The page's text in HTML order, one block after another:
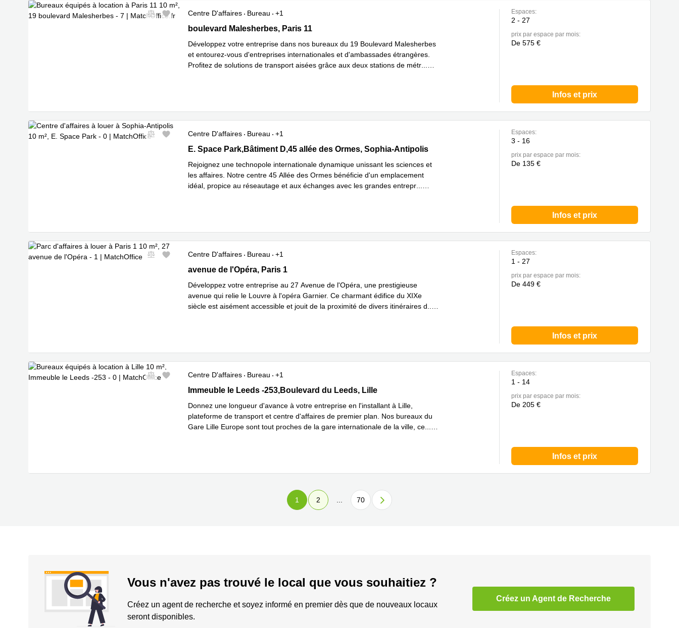
Centre D'affaires Bureau
+1
19 boulevard Malesherbes, Paris 11
boulevard Malesherbes, Paris 11
Développez votre entreprise dans nos bureaux du 19 Boulevard Malesherbes
et entourez-vous d'entreprises internationales et d'ambassades étrangères.
Profitez de solutions de transport aisées grâce aux deux stations de métr
Espaces:
2 - 27
prix par espace par mois:
De 575 €
Infos et prix
Centre D'affaires Bureau
+1
E. Space Park,Bâtiment D,45 allée des Ormes, Sophia-Antipolis
E. Space Park,Bâtiment D,45 allée des Ormes, Sophia-Antipolis
Rejoignez une technopole internationale dynamique unissant les sciences et
les affaires. Notre centre 45 Allée des Ormes bénéficie d'un emplacement
idéal, propice au réseautage et aux échanges avec les grandes entrepr
Espaces:
3 - 16
prix par espace par mois:
De 135 €
Infos et prix
Centre D'affaires Bureau
+1
27 avenue de l'Opéra, Paris 1
avenue de l'Opéra, Paris 1
Développez votre entreprise au 27 Avenue de l'Opéra, une prestigieuse
avenue qui relie le Louvre à l'opéra Garnier. Ce charmant édifice du XIXe
siècle est aisément accessible et jouit de la proximité de divers itinéraires d
Espaces:
1 - 27
prix par espace par mois:
De 449 €
Infos et prix
Centre D'affaires Bureau
+1
Immeuble le Leeds -253,Boulevard du Leeds, Lille
Immeuble le Leeds -253,Boulevard du Leeds, Lille
Donnez une longueur d'avance à votre entreprise en l'installant à Lille,
plateforme de transport et centre d'affaires de premier plan. Nos bureaux du
Gare Lille Europe sont tout proches de la gare internationale de la ville, ce
Espaces:
1 - 14
prix par espace par mois:
De 205 €
Infos et prix
1 2 70
Vous n'avez pas trouvé le local que vous souhaitiez ?
Créez un agent de recherche et soyez informé en premier dès que de nouveaux locaux
seront disponibles.
Créez un Agent de Recherche